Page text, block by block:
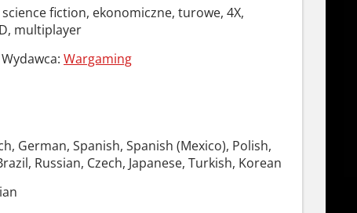
fiction, ekonomiczne, turowe, 4X,
multiplayer
Wydawca: Wargaming
German, Spanish, Spanish (Mexico), Polish,
Russian, Czech, Japanese, Turkish, Korean